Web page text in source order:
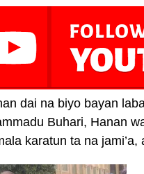
— Atiku
2020
dai na biyo bayan
Buhari, Hanan
karatun ta na jami’a,